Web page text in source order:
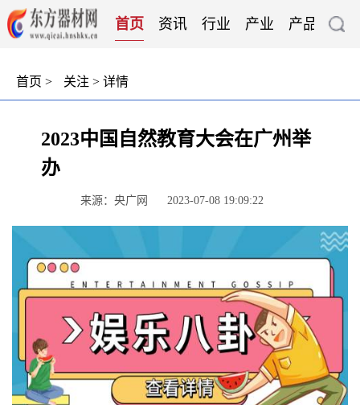
首页 资讯 行业 产业 产品 技术
首页 > 关注 > 详情
2023中国自然教育大会在广州举
办
来源：央广网 2023-07-08 19:09:22